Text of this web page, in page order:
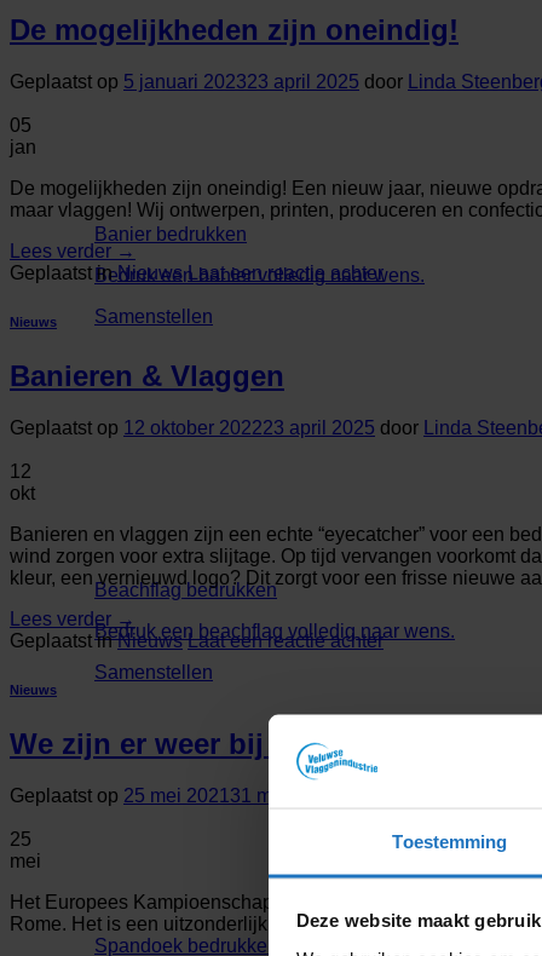
Toestemming
Deze website maakt
Banier bedrukken
Bedruk een banier volledig naar wens.
Samenstellen
Beachflag bedrukken
Bedruk een beachflag volledig naar wens.
Samenstellen
Spandoek bedrukken
De mogelijkheden zijn oneindig!
Geplaatst op 5 januari 202323 april 2025 door Linda
05
jan
De mogelijkheden zijn oneindig! Een nieuw jaar, nieuwe
maar vlaggen! Wij ontwerpen, printen, produceren en
Lees verder →
Geplaatst inNieuws Laat een reactie achter
Nieuws
Banieren & Vlaggen
Geplaatst op 12 oktober 202223 april 2025 door Linda
12
okt
Banieren en vlaggen zijn een echte “eyecatcher” voor een
wind zorgen voor extra slijtage. Op tijd vervangen voorkomt
kleur, een vernieuwd logo? Dit zorgt voor een frisse nieuwe
Lees verder →
Geplaatst inNieuws Laat een reactie achter
Nieuws
We zijn er weer bij en dat is prima! 🇳🇱
Geplaatst op 25 mei 2021 31 mei 2021
25
mei
Het Europees Kampioenschap voetbal staat weer voor de
Rome. Het is een uitzonderlijk kampioenschap omdat het